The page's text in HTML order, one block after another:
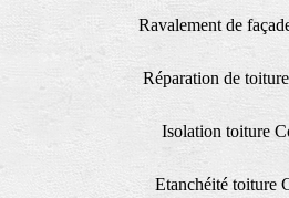
Ravalement de
Réparation de
Isolation toiture
Etanchéité toiture